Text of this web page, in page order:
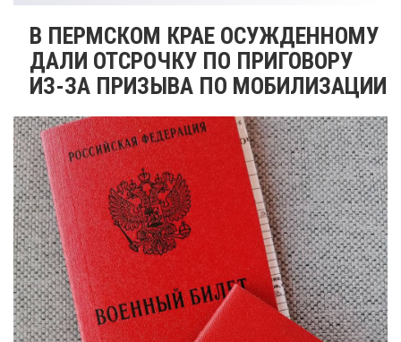
​В ПЕРМСКОМ КРАЕ ОСУЖДЕННОМУ
ДАЛИ ОТСРОЧКУ ПО ПРИГОВОРУ
ИЗ-ЗА ПРИЗЫВА ПО МОБИЛИЗАЦИИ